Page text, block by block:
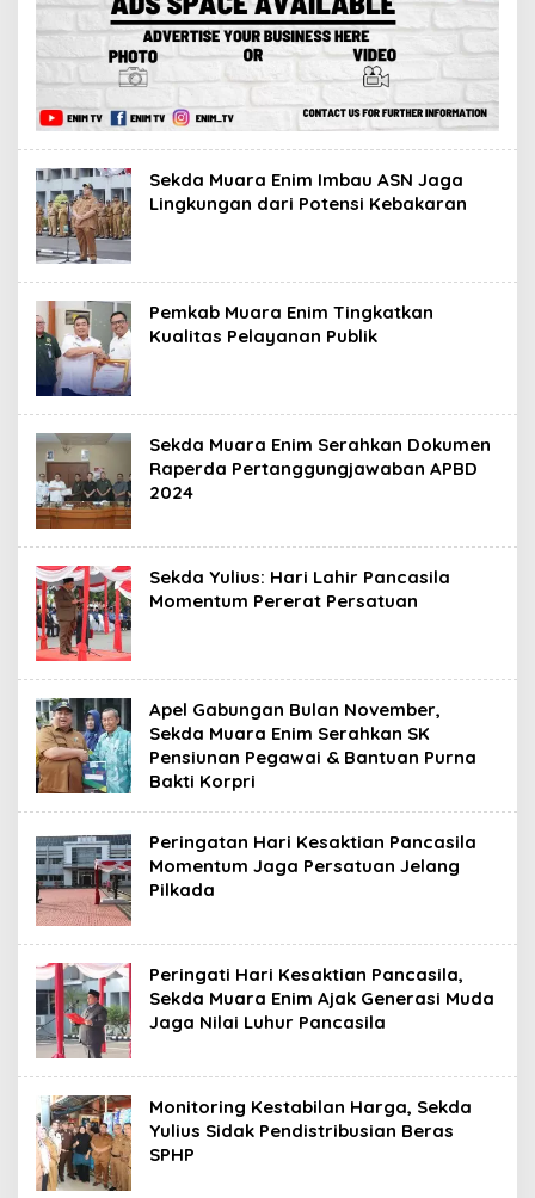
Sekda Muara Enim Imbau ASN Jaga
Lingkungan dari Potensi Kebakaran
Pemkab Muara Enim Tingkatkan
Kualitas Pelayanan Publik
Sekda Muara Enim Serahkan Dokumen
Raperda Pertanggungjawaban APBD
2024
Sekda Yulius: Hari Lahir Pancasila
Momentum Pererat Persatuan
Apel Gabungan Bulan November,
Sekda Muara Enim Serahkan SK
Pensiunan Pegawai & Bantuan Purna
Bakti Korpri
Peringatan Hari Kesaktian Pancasila
Momentum Jaga Persatuan Jelang
Pilkada
Peringati Hari Kesaktian Pancasila,
Sekda Muara Enim Ajak Generasi Muda
Jaga Nilai Luhur Pancasila
Monitoring Kestabilan Harga, Sekda
Yulius Sidak Pendistribusian Beras
SPHP